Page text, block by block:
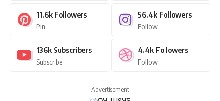
11.6k Followers
Pin
56.4k Followers
Follow
136k Subscribers
Subscribe
4.4k Followers
Follow
- Advertisement -